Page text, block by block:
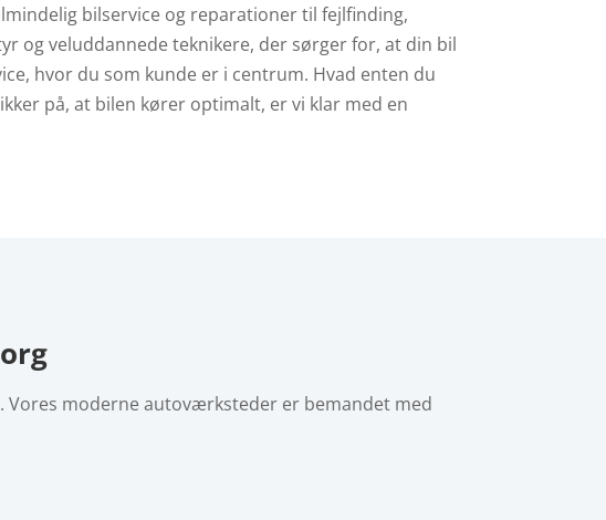
bilservice og reparationer til fejlfinding,
og veluddannede teknikere, der sørger for, at din bil
hvor du som kunde er i centrum. Hvad enten du
på, at bilen kører optimalt, er vi klar med en
moderne autoværksteder er bemandet med